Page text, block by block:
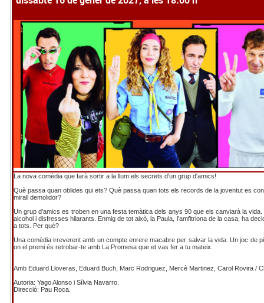
La nova comèdia que farà sortir a la llum els secrets d'un grup d'amics!
Què passa quan oblides qui ets? Què passa quan tots els records de la joventut es
mirall demolidor?
Un grup d’amics es troben en una festa temàtica dels anys 90 que els canviarà la
alcohol i disfresses hilarants. Enmig de tot això, la Paula, l’amfitriona de la casa, ha
a tots. Per què?
Una comèdia irreverent amb un compte enrere macabre per salvar la vida. Un joc de
on el premi és retrobar-te amb La Promesa que et vas fer a tu mateix.
Amb Eduard Lloveras, Eduard Buch, Marc Rodriguez, Mercè Martinez, Carol Rovira /
Autoria: Yago Alonso i Sílvia Navarro.
Direcció: Pau Roca.